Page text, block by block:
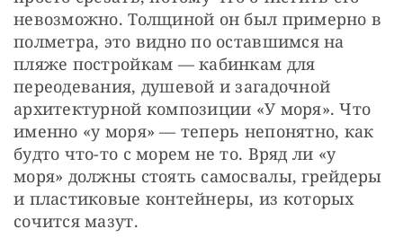
невозможно. Толщиной он был примерно в
полметра, это видно по оставшимся на
пляже постройкам — кабинкам для
переодевания, душевой и загадочной
архитектурной композиции «У моря». Что
именно «у моря» — теперь непонятно, как
будто что-то с морем не то. Вряд ли «у
моря» должны стоять самосвалы, грейдеры
и пластиковые контейнеры, из которых
сочится мазут.